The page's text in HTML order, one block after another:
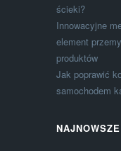
ścieki?
Innowacyjne
element
produktów
Jak poprawić
samochodem